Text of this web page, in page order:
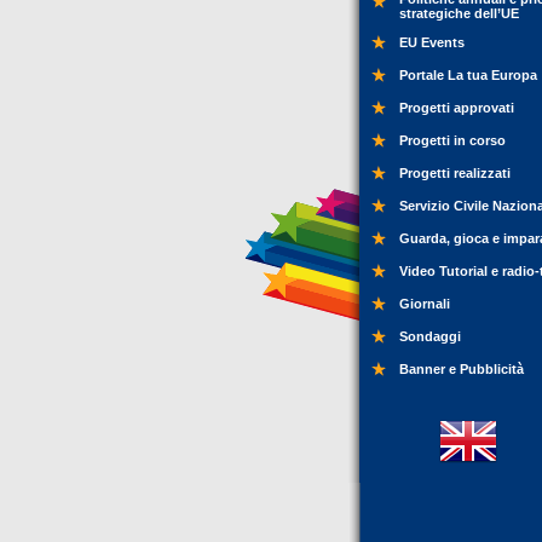
strategiche dell’UE
EU Events
Portale La tua Europa
Progetti approvati
Progetti in corso
Progetti realizzati
Servizio Civile
Guarda, gioca e
Video Tutorial e
Giornali
Sondaggi
Banner e Pubblicità